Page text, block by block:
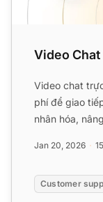
Video
Video chat
phí để giao
nhân hóa,
Jan 20, 2026
Customer